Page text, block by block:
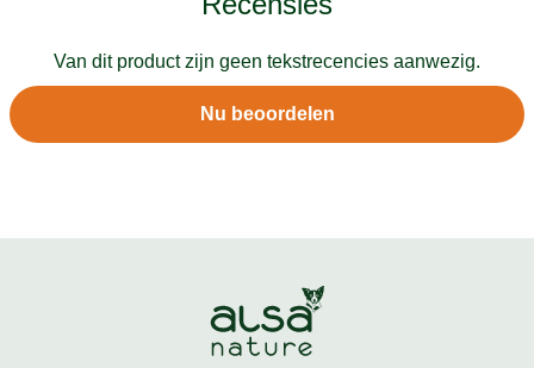
Van dit product zijn geen tekstrecencies aanwezig.
Nu beoordelen